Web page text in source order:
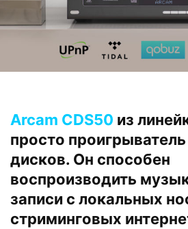
Arcam CDS50 из
просто
дисков. Он способен
воспроизводить
записи с локальных
стриминговых